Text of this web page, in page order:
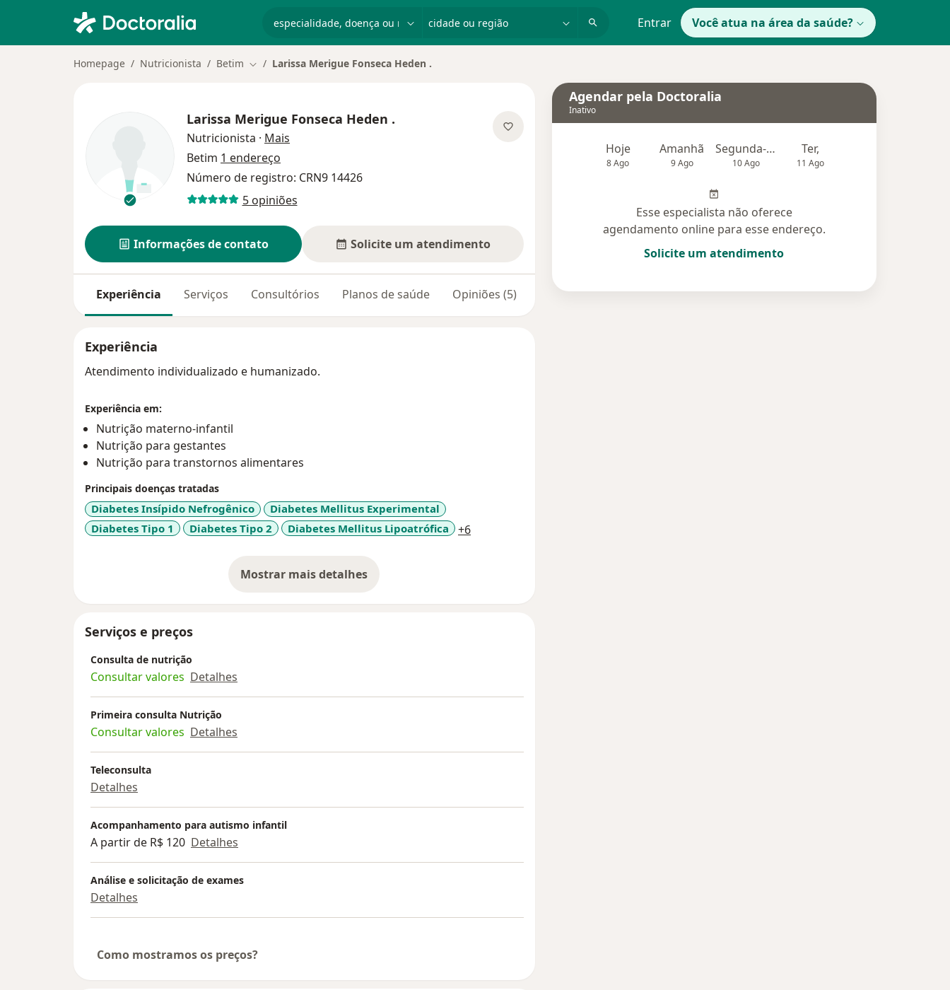
Entrar Você atua na área da saúde?
Homepage Nutricionista Betim Mudar de cidade
Larissa Merigue Fonseca Heden .
Larissa Merigue Fonseca Heden .
Nutricionista · Mais
Betim 1 endereço
Número de registro: CRN9 14426
5 opiniões
Informações de contato Solicite um atendimento
Experiência Serviços Consultórios Planos de saúde Opiniões (5)
Experiência
Atendimento individualizado e humanizado.
Experiência em:
Nutrição materno-infantil
Nutrição para gestantes
Nutrição para transtornos alimentares
Principais doenças tratadas
Diabetes Insípido Nefrogênico
Diabetes Mellitus Experimental
Diabetes Tipo 1
Diabetes Tipo 2 Diabetes Mellitus Lipoatrófica +6a11y_sr_more_diseases
Mostrar mais detalhes
sobre a experiência
Serviços e preços
Consulta de nutrição
Consultar valores Detalhes
Primeira consulta Nutrição
Consultar valores Detalhes
Teleconsulta
Detalhes
Acompanhamento para autismo infantil
A partir de R$ 120 Detalhes
Análise e solicitação de exames
Detalhes
Como mostramos os preços?
Agendar pela Doctoralia
Inativo
Hoje
8 Ago
Amanhã
9 Ago
Segunda-feira
10 Ago
Ter,
11 Ago
Esse especialista não oferece
agendamento online para esse endereço.
Solicite um atendimento